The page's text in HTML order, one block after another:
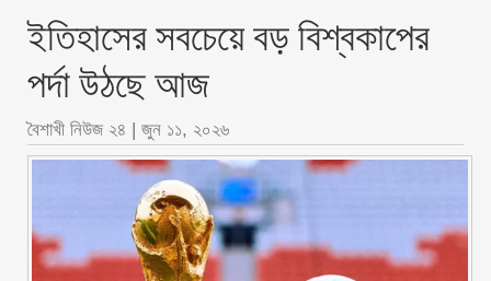
ইতিহাসের সবচেয়ে বড় বিশ্বকাপের
পর্দা উঠছে আজ
বৈশাখী নিউজ ২৪ | জুন ১১, ২০২৬